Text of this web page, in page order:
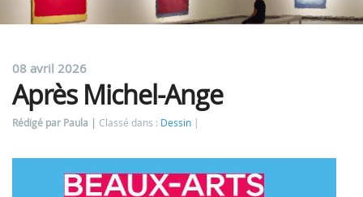
08 avril 2026
Après Michel-Ange
Rédigé par Paula Classé dans : Dessin